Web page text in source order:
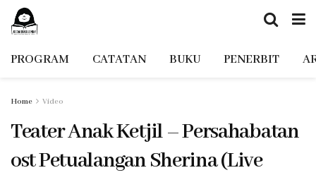
PROGRAM CATATAN BUKU PENERBIT
Home Video
Teater Anak Ketjil – Persahabatan
ost Petualangan Sherina (Live